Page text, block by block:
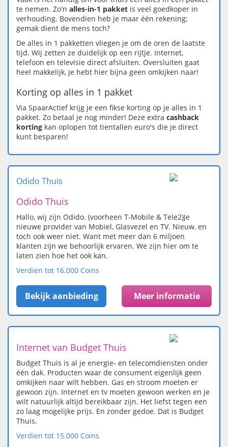
te nemen. Zo'n alles-in-1 pakket is veel goedkoper in
verhouding. Bovendien heb je maar één rekening;
gemak dient de mens toch?
De alles in 1 pakketten vliegen je om de oren de laatste
tijd. Wij zetten ze duidelijk op een rijtje. Internet,
telefoon en televisie direct afsluiten. Oversluiten gaat
heel makkelijk, je hebt hier bijna geen omkijken naar!
Korting op alles in 1 pakket
Via SpaarActief krijg je een fikse korting op je alles in 1
pakket. Zo betaal je nog minder! Deze extra cashback
korting kan oplopen tot tientallen euro's die je direct
kunt besparen!
Odido Thuis
Odido Thuis
Hallo, wij zijn Odido. (voorheen T-Mobile & Tele2)Je
nieuwe provider van Mobiel, Glasvezel en TV. Nieuw, en
toch ook weer niet. Want met meer dan 6 miljoen
klanten zijn we behoorlijk ervaren. We zijn hier om te
laten zien hoe het ook kan.
Verdien tot 16.000 Coins
Bekijk aanbieding Meer informatie
Internet van Budget Thuis
Budget Thuis is al je energie- en telecomdiensten onder
één dak. Producten waar de consument eigenlijk geen
omkijken naar wilt hebben. Gas en stroom moeten er
gewoon zijn. Internet en tv moeten gewoon werken en je
wilt natuurlijk altijd bereikbaar zijn. Het liefst tegen een
zo laag mogelijke prijs. En zonder gedoe. Dat is Budget
Thuis.
Verdien tot 15.000 Coins